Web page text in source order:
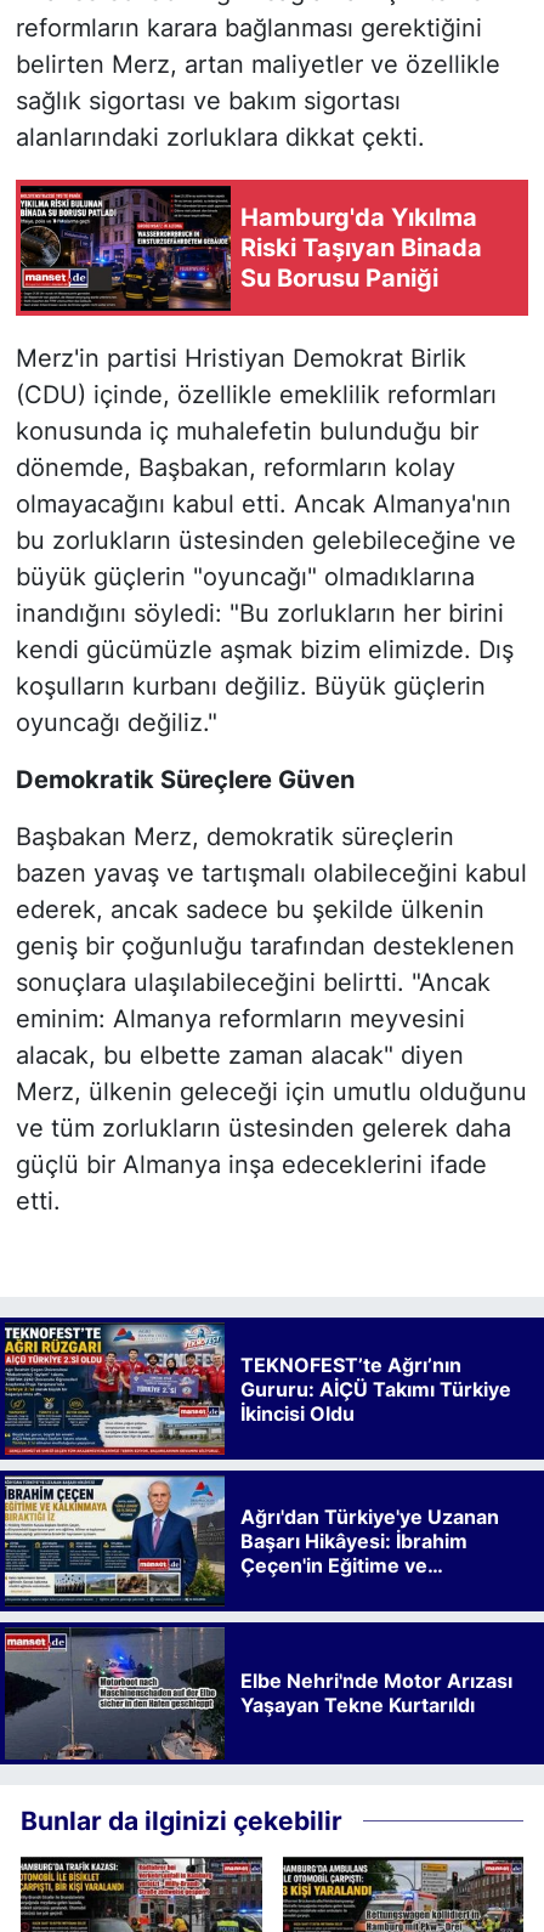
reformların karara bağlanması gerektiğini
belirten Merz, artan maliyetler ve özellikle
sağlık sigortası ve bakım sigortası
alanlarındaki zorluklara dikkat çekti.
Hamburg'da Yıkılma
Riski Taşıyan Binada
Su Borusu Paniği
Merz'in partisi Hristiyan Demokrat Birlik
(CDU) içinde, özellikle emeklilik reformları
konusunda iç muhalefetin bulunduğu bir
dönemde, Başbakan, reformların kolay
olmayacağını kabul etti. Ancak Almanya'nın
bu zorlukların üstesinden gelebileceğine ve
büyük güçlerin "oyuncağı" olmadıklarına
inandığını söyledi: "Bu zorlukların her birini
kendi gücümüzle aşmak bizim elimizde. Dış
koşulların kurbanı değiliz. Büyük güçlerin
oyuncağı değiliz."
Demokratik Süreçlere Güven
Başbakan Merz, demokratik süreçlerin
bazen yavaş ve tartışmalı olabileceğini kabul
ederek, ancak sadece bu şekilde ülkenin
geniş bir çoğunluğu tarafından desteklenen
sonuçlara ulaşılabileceğini belirtti. "Ancak
eminim: Almanya reformların meyvesini
alacak, bu elbette zaman alacak" diyen
Merz, ülkenin geleceği için umutlu olduğunu
ve tüm zorlukların üstesinden gelerek daha
güçlü bir Almanya inşa edeceklerini ifade
etti.
TEKNOFEST’te Ağrı’nın
Gururu: AİÇÜ Takımı Türkiye
İkincisi Oldu
Ağrı'dan Türkiye'ye Uzanan
Başarı Hikâyesi: İbrahim
Çeçen'in Eğitime ve
Elbe Nehri'nde Motor Arızası
Yaşayan Tekne Kurtarıldı
Bunlar da ilginizi çekebilir